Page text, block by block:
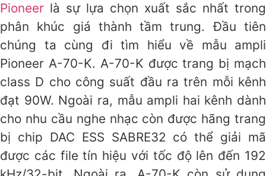
Pioneer là sự lựa chọn xuất sắc nhất trong
phân khúc giá thành tầm trung. Đầu tiên
chúng ta cùng đi tìm hiểu về mẫu ampli
Pioneer A-70-K. A-70-K được trang bị mạch
class D cho công suất đầu ra trên mỗi kênh
đạt 90W. Ngoài ra, mẫu ampli hai kênh dành
cho nhu cầu nghe nhạc còn được hãng trang
bị chip DAC ESS SABRE32 có thể giải mã
được các file tín hiệu với tốc độ lên đến 192